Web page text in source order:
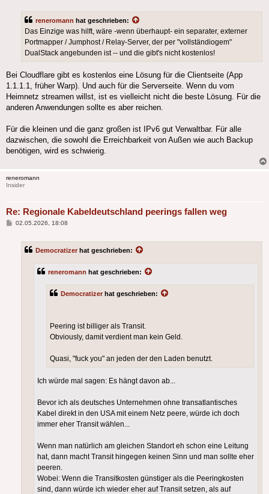
reneromann hat geschrieben:
Das Einzige was hilft, wäre -wenn überhaupt- ein separater, externer
Portmapper / Jumphost / Relay-Server, der per "vollständiogem"
DualStack angebunden ist -- und die gibt's nicht kostenlos!
Bei Cloudflare gibt es kostenlos eine Lösung für die Clientseite (App
1.1.1.1, früher Warp). Und auch für die Serverseite. Wenn du vom
Heimnetz streamen willst, ist es vielleicht nicht die beste Lösung. Für die
anderen Anwendungen sollte es aber reichen.
Für die kleinen und die ganz großen ist IPv6 gut Verwaltbar. Für alle
dazwischen, die sowohl die Erreichbarkeit von Außen wie auch Backup
benötigen, wird es schwierig.
reneromann
Insider
Re: Regionale Kabeldeutschland peerings fallen weg
Beitrag
02.05.2026, 18:08
Democratizer hat geschrieben:
reneromann hat geschrieben:
Democratizer hat geschrieben:
Peering ist billiger als Transit.
Obviously, damit verdient man kein Geld.
Quasi, "fuck you" an jeden der den Laden benutzt.
Ich würde mal sagen: Es hängt davon ab...
Bevor ich als deutsches Unternehmen ohne transatlantisches
Kabel direkt in den USA mit einem Netz peere, würde ich doch
immer eher Transit wählen...
Wenn man natürlich am gleichen Standort eh schon eine Leitung
hat, dann macht Transit hingegen keinen Sinn und man sollte eher
peeren.
Wobei: Wenn die Transitkosten günstiger als die Peeringkosten
sind, dann würde ich wieder eher auf Transit setzen, als auf